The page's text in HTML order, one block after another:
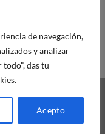
de navegación,
y analizar
das tu
Acepto
MasterCard
Tienda Online España.